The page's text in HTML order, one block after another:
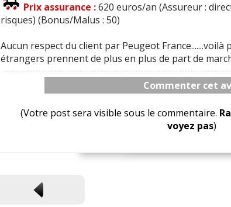
Prix assurance :620 euros/an (Assureur :
risques) (Bonus/Malus : 50)
Aucun respect du client par Peugeot
étrangers prennent de plus en plus de part de
Commenter cet
(Votre post sera visible sous le commentaire.
voyez pas)